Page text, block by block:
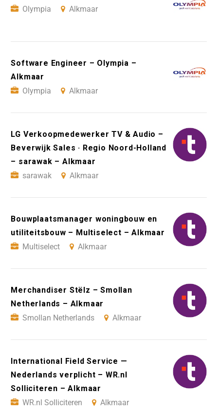
Olympia
Alkmaar
Software Engineer – Olympia –
Alkmaar
Olympia
Alkmaar
LG Verkoopmedewerker TV & Audio –
Beverwijk Sales · Regio Noord-Holland
– sarawak – Alkmaar
sarawak
Alkmaar
Bouwplaatsmanager woningbouw en
utiliteitsbouw – Multiselect – Alkmaar
Multiselect
Alkmaar
Merchandiser Stëlz – Smollan
Netherlands – Alkmaar
Smollan Netherlands
Alkmaar
International Field Service —
Nederlands verplicht – WR.nl
Solliciteren – Alkmaar
WR.nl Solliciteren
Alkmaar